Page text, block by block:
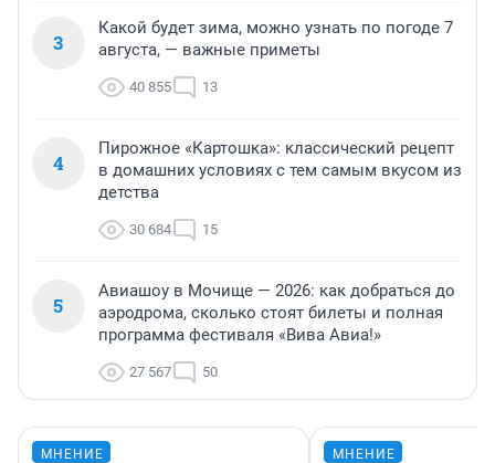
3
Какой будет зима, можно узнать по погоде 7
августа, — важные приметы
40 855 13
4
Пирожное «Картошка»: классический рецепт
в домашних условиях с тем самым вкусом из
детства
30 684 15
5
Авиашоу в Мочище — 2026: как добраться до
аэродрома, сколько стоят билеты и полная
программа фестиваля «Вива Авиа!»
27 567 50
МНЕНИЕ МНЕНИЕ